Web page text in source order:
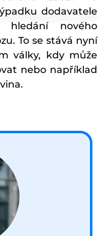
dodavatele
hledání nového
To se stává nyní
války, kdy může
nebo například